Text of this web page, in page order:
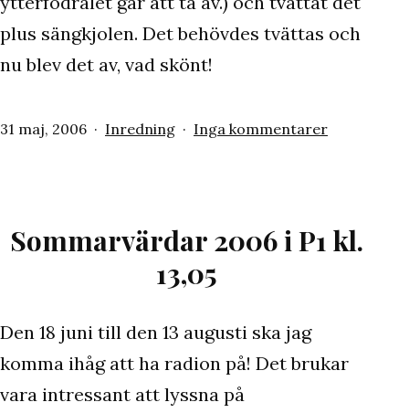
plus sängkjolen. Det behövdes tvättas och
nu blev det av, vad skönt!
Publicerat
31 maj, 2006
Kategoriserat
Inredning Inga kommentarertill
varit
duktig…
Sommarvärdar 2006 i P1 kl.
13,05
Den 18 juni till den 13 augusti ska jag
komma ihåg att ha radion på! Det brukar
vara intressant att lyssna på